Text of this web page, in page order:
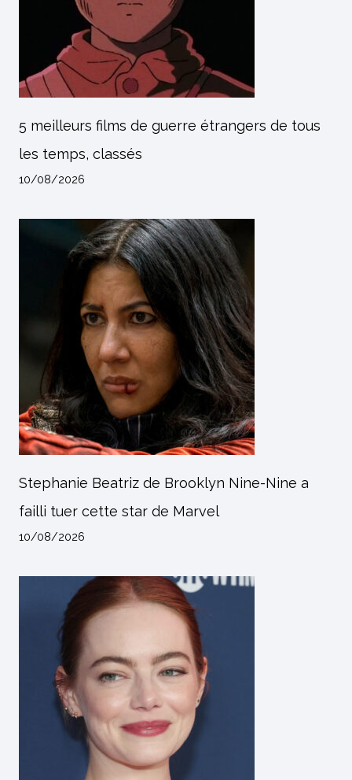
5 meilleurs films de guerre étrangers de tous
les temps, classés
10/08/2026
Stephanie Beatriz de Brooklyn Nine-Nine a
failli tuer cette star de Marvel
10/08/2026